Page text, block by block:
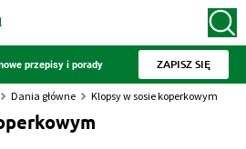
przepisy i porady ZAPISZ SIĘ
Dania główne Klopsy w sosie koperkowym